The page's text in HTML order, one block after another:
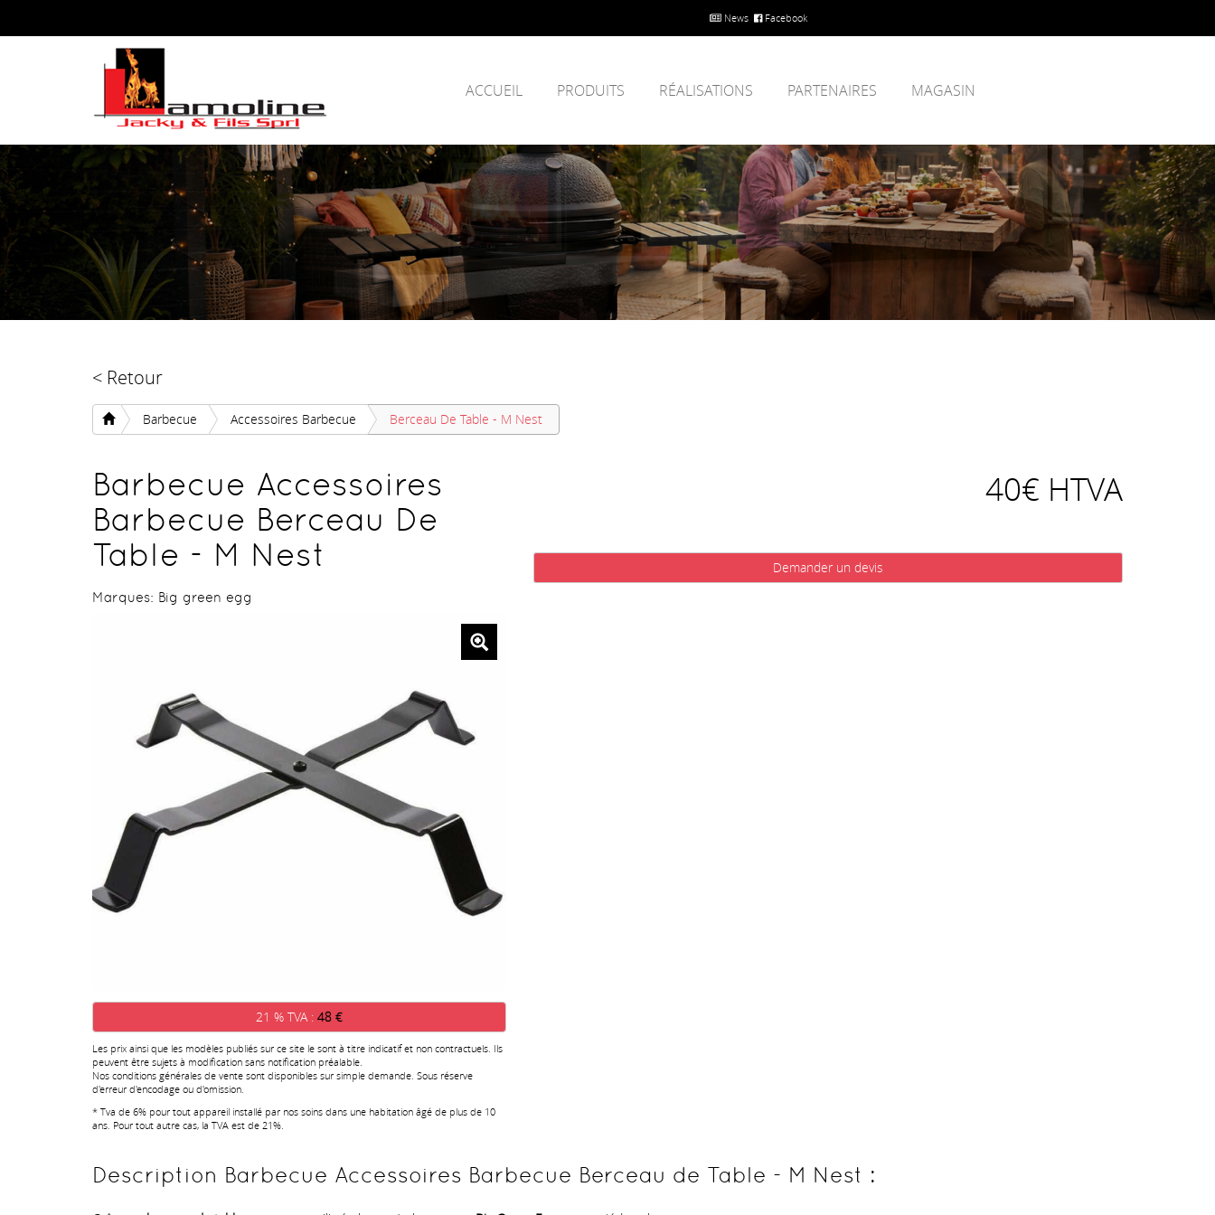
News Facebook
ACCUEIL PRODUITS RÉALISATIONS PARTENAIRES MAGASIN
< Retour
Barbecue Accessoires Barbecue Berceau De Table - M Nest
Barbecue Accessoires
Barbecue Berceau De
Table - M Nest
Marques: Big green egg
21 % TVA : 48 €
Les prix ainsi que les modèles publiés sur ce site le sont à titre indicatif et non contractuels. Ils
peuvent être sujets à modification sans notification préalable.
Nos conditions générales de vente sont disponibles sur simple demande. Sous réserve
d'erreur d'encodage ou d'omission.
* Tva de 6% pour tout appareil installé par nos soins dans une habitation âgé de plus de 10
ans. Pour tout autre cas, la TVA est de 21%.
40€ HTVA
Demander un devis
Description Barbecue Accessoires Barbecue Berceau de Table - M Nest :